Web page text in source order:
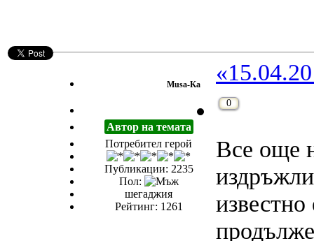
Musa-Ka
Автор на темата
Потребител герой
Публикации: 2235
Пол:
шегаджия
Рейтинг: 1261
0
Все още